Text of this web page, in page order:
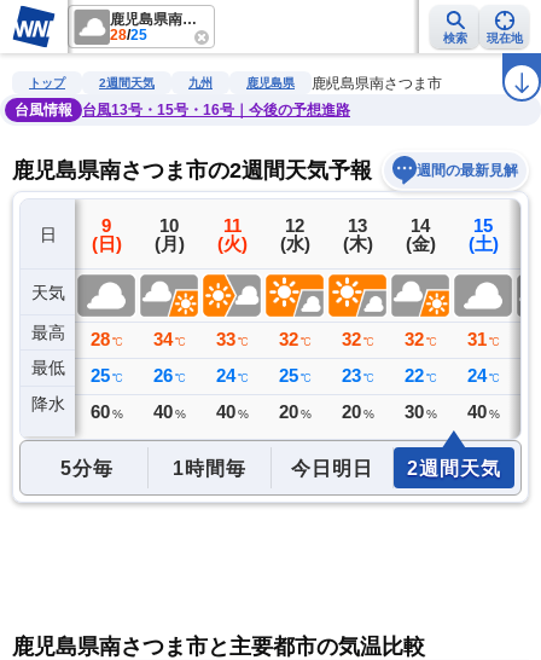
鹿児島県南さつま市
28/25 検索 現在地
雨雲レーダー 台風情報 地震情報 警報・注意報 2週間天気 ラ
トップ 2週間天気 九州 鹿児島県
鹿児島県南さつま市
台風情報
台風13号・15号・16号｜今後の予想進路
鹿児島県南さつま市の2週間天気予報 週間の最新見解
日
天気
最高
最低
降水
8
(土)
30 ℃
26 ℃
10ミリ
9
(日)
28 ℃
25 ℃
60 %
10
(月)
34 ℃
26 ℃
40 %
11
(火)
33 ℃
24 ℃
40 %
12
(水)
32 ℃
25 ℃
20 %
13
(木)
32 ℃
23 ℃
20 %
14
(金)
32 ℃
22 ℃
30 %
15
(土)
31 ℃
24 ℃
40 %
5分毎 1時間毎 今日明日 2週間天気
鹿児島県南さつま市と主要都市の気温比較